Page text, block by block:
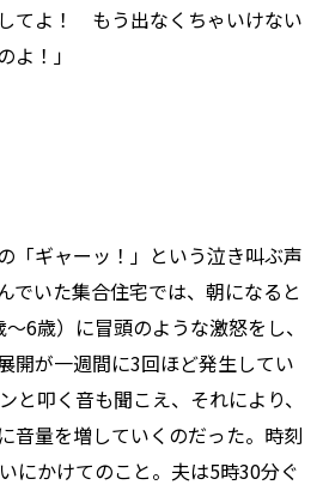
てよ！ もう出なくちゃいけない
よ！」
「ギャーッ！」という泣き叫ぶ声
でいた集合住宅では、朝になると
6歳）に冒頭のような激怒をし、
開が一週間に3回ほど発生してい
と叩く音も聞こえ、それにより、
音量を増していくのだった。時刻
にかけてのこと。夫は5時30分ぐ